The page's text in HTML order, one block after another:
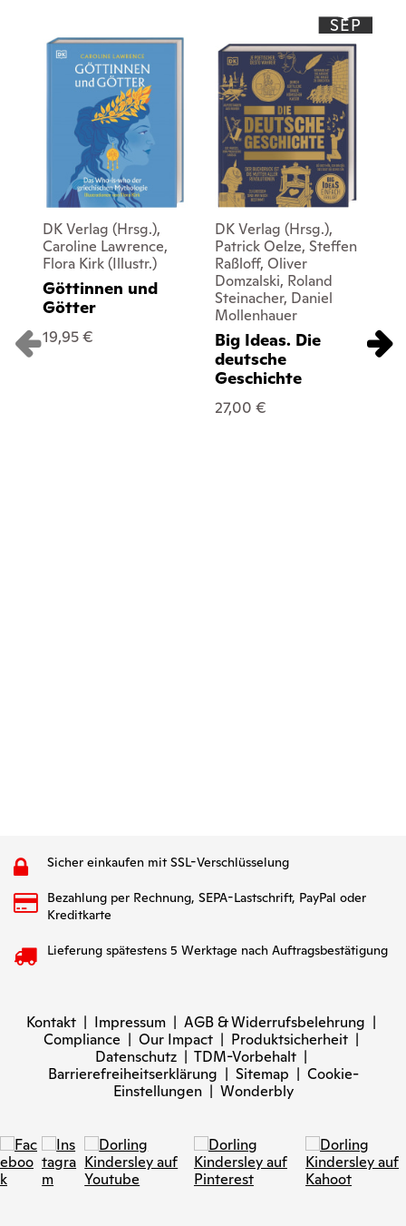
DK Verlag (Hrsg.),
Caroline Lawrence,
Flora Kirk (Illustr.)
Göttinnen und
Götter
19,95 €
SEP
DK Verlag (Hrsg.),
Patrick Oelze, Steffen
Raßloff, Oliver
Domzalski, Roland
Steinacher, Daniel
Mollenhauer
Big Ideas. Die
deutsche
Geschichte
27,00 €
Sicher einkaufen mit SSL-Verschlüsselung
Bezahlung per Rechnung, SEPA-Lastschrift, PayPal oder
Kreditkarte
Lieferung spätestens 5 Werktage nach Auftragsbestätigung
Kontakt | Impressum | AGB & Widerrufsbelehrung |
Compliance | Our Impact | Produktsicherheit |
Datenschutz | TDM-Vorbehalt |
Barrierefreiheitserklärung | Sitemap | Cookie-
Einstellungen| Wonderbly